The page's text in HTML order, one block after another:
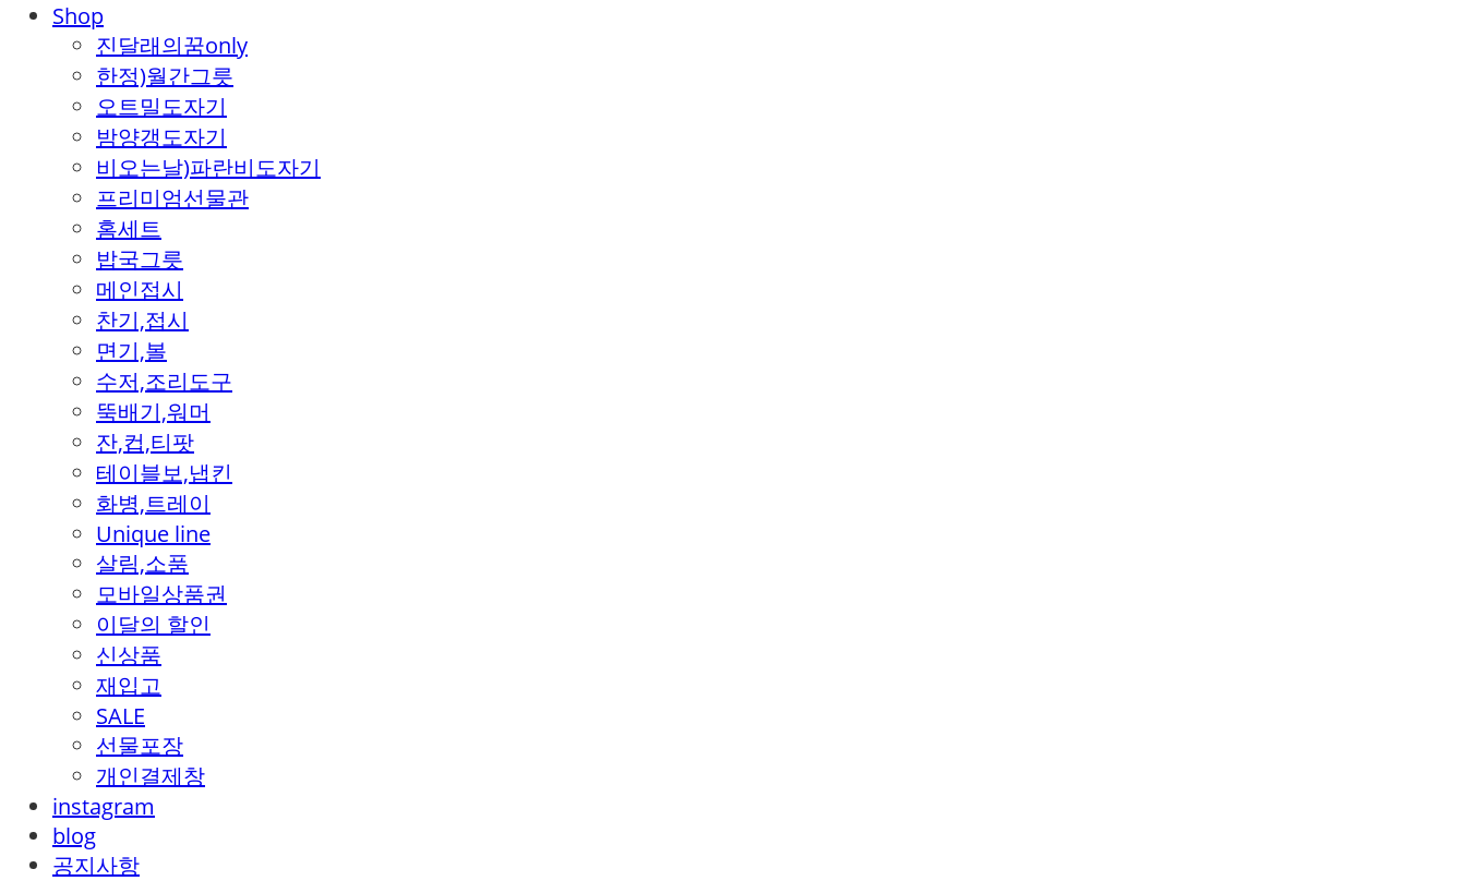
Shop
진달래의꿈only
한정)월간그릇
오트밀도자기
밤양갱도자기
비오는날)파란비도자기
프리미엄선물관
홈세트
밥국그릇
메인접시
찬기,접시
면기,볼
수저,조리도구
뚝배기,워머
잔,컵,티팟
테이블보,냅킨
화병,트레이
Unique line
살림,소품
모바일상품권
이달의 할인
신상품
재입고
SALE
선물포장
개인결제창
instagram
blog
공지사항